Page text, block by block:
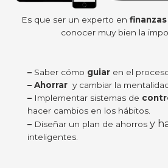
Es que ser un experto en
conocer muy bien la
– Saber cómo guiar en el
– Ahorrar y cambiar la
– Implementar sistemas de
hacer cambios en los hábitos.
– Diseñar un plan de ahorros y
inteligentes.